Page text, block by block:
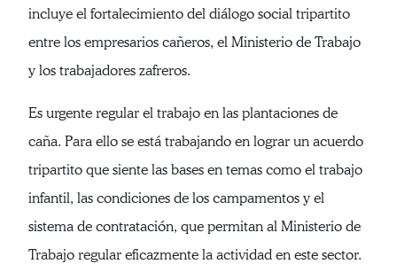
incluye el fortalecimiento del diálogo social tripartito
entre los empresarios cañeros, el Ministerio de Trabajo
y los trabajadores zafreros.
Es urgente regular el trabajo en las plantaciones de
caña. Para ello se está trabajando en lograr un acuerdo
tripartito que siente las bases en temas como el trabajo
infantil, las condiciones de los campamentos y el
sistema de contratación, que permitan al Ministerio de
Trabajo regular eficazmente la actividad en este sector.